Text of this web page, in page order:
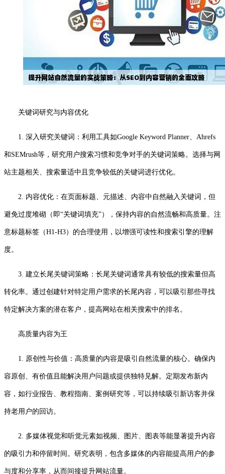
关键词研究与内容优化
1. 深入研究关键词：利用工具如Google Keyword Planner、Ahrefs
和SEMrush等，研究用户搜索习惯和竞争对手的关键词策略。选择与网
站主题相关、搜索量适中且竞争较低的关键词进行优化。
2. 内容优化：在页面标题、元描述、内容中自然融入关键词，但
避免过度堆砌（即“关键词填充”），保持内容的自然流畅和高质量。注
意标题标签（H1-H3）的合理使用，以增强可读性和搜索引擎的理解
度。
3. 建立长尾关键词策略：长尾关键词通常具有较低的搜索量但高
转化率。通过创建针对特定用户需求的长尾内容，可以吸引那些寻找
特定解决方案的潜在客户，提高网站在相关搜索中的排名。
高质量内容为王
1. 原创性与价值：高质量的内容是吸引自然流量的核心。确保内
容原创、有价值且能解决用户问题或提供独特见解。定期发布新内
容，如行业报告、教程指南、案例研究等，可以持续吸引新访客并保
持老用户的回访。
2. 多媒体视觉和听觉元素如视频、图片、图表等能显著提升内容
的吸引力和停留时间。研究表明，包含多媒体的内容能提高用户的参
与度和分享率，从而间接提升网站流量。